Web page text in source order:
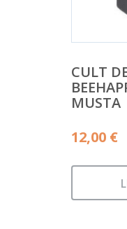
CULT
MUSTA
12,00 €